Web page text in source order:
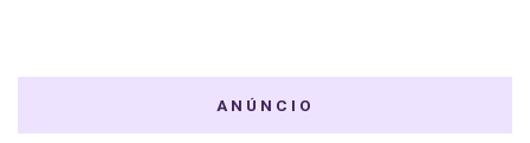
ANÚNCIO